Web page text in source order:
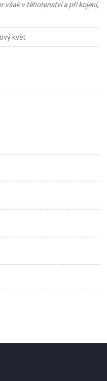
však v těhotenství a při kojení,
květ